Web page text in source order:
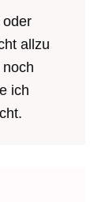
oder
allzu
ich